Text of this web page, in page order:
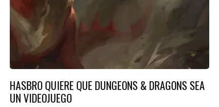
HASBRO QUIERE QUE DUNGEONS & DRAGONS SEA
UN VIDEOJUEGO